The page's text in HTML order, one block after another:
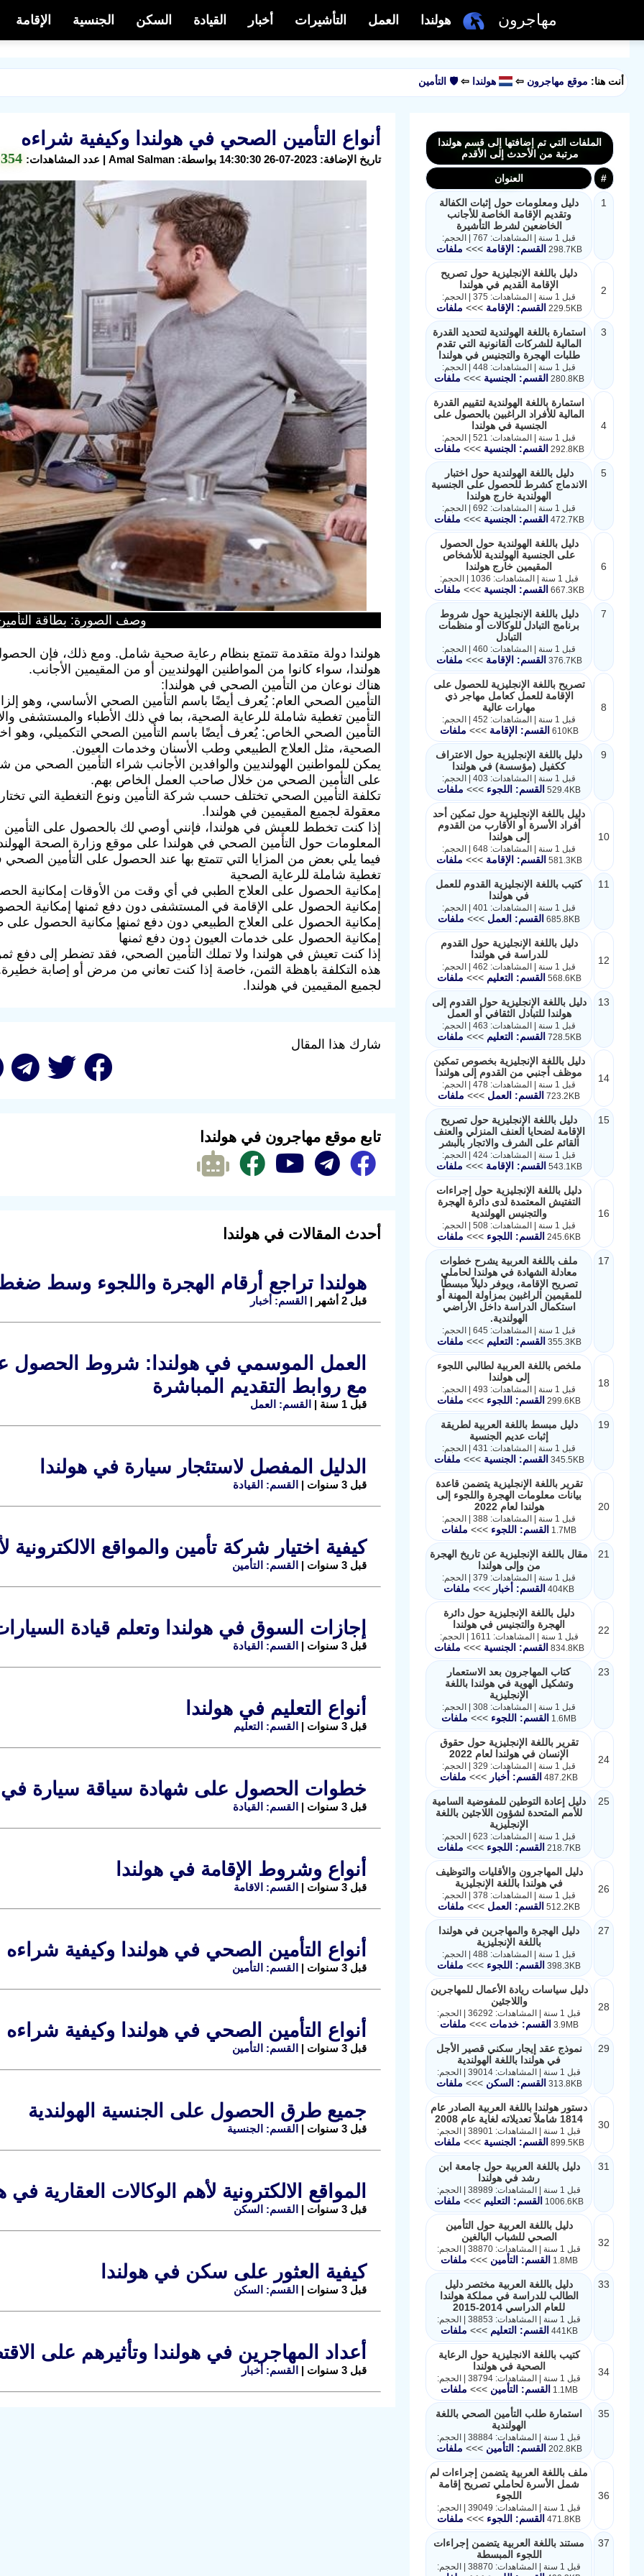
مهاجرون هولندا العمل التأشيرات أخبار القيادة السكن الجنسية الإقامة
أنت هنا: موقع مهاجرون ⇦ هولندا ⇦🛡️ التأمين
أنواع التأمين الصحي في هولندا وكيفية شراءه
تاريخ الإضافة: 2023-07-26 14:30:30 بواسطة: Amal Salman | عدد المشاهدات:
وصف الصورة: بطاقة
هولندا دولة متقدمة تتمتع بنظام رعاية صحية شامل. ومع ذلك، فإن
هولندا، سواء كانوا من المواطنين الهولنديين أو من المقيمين الأجانب.
هناك نوعان من التأمين الصحي في هولندا:
التأمين الصحي العام: يُعرف أيضًا باسم التأمين الصحي الأساسي، وهو
التأمين تغطية شاملة للرعاية الصحية، بما في ذلك الأطباء والمستشفى
التأمين الصحي الخاص: يُعرف أيضًا باسم التأمين الصحي التكميلي، وهو
الصحية، مثل العلاج الطبيعي وطب الأسنان وخدمات العيون.
يمكن للمواطنين الهولنديين والوافدين الأجانب شراء التأمين الصحي
على التأمين الصحي من خلال صاحب العمل الخاص بهم.
تكلفة التأمين الصحي تختلف حسب شركة التأمين ونوع التغطية التي
معقولة لجميع المقيمين في هولندا.
إذا كنت تخطط للعيش في هولندا، فإنني أوصي لك بالحصول على
المعلومات حول التأمين الصحي في هولندا على موقع وزارة الصحة
فيما يلي بعض من المزايا التي تتمتع بها عند الحصول على التأمين الصحي
تغطية شاملة للرعاية الصحية
إمكانية الحصول على العلاج الطبي في أي وقت من الأوقات إمكانية
إمكانية الحصول على الإقامة في المستشفى دون دفع ثمنها إمكانية
إمكانية الحصول على العلاج الطبيعي دون دفع ثمنهإ مكانية الحصول
إمكانية الحصول على خدمات العيون دون دفع ثمنها
إذا كنت تعيش في هولندا ولا تملك التأمين الصحي، فقد تضطر إلى دفع
هذه التكلفة باهظة الثمن، خاصة إذا كنت تعاني من مرض أو إصابة
لجميع المقيمين في هولندا.
شارك هذا المقال
تابع موقع مهاجرون في هولندا
أحدث المقالات في هولندا
هولندا تراجع أرقام الهجرة واللجوء وسط
قبل 2 أشهر | القسم: أخبار
مع روابط التقديم المباشرة
قبل 1 سنة | القسم: العمل
الدليل المفصل لاستئجار سيارة في هولندا
قبل 3 سنوات | القسم: القيادة
كيفية اختيار شركة تأمين والمواقع
قبل 3 سنوات | القسم: التأمين
إجازات السوق في هولندا وتعلم قيادة
قبل 3 سنوات | القسم: القيادة
أنواع التعليم في هولندا
قبل 3 سنوات | القسم: التعليم
خطوات الحصول على شهادة سياقة سيارة في
قبل 3 سنوات | القسم: القيادة
أنواع وشروط الإقامة في هولندا
قبل 3 سنوات | القسم: الاقامة
أنواع التأمين الصحي في هولندا وكيفية شراءه
قبل 3 سنوات | القسم: التأمين
أنواع التأمين الصحي في هولندا وكيفية شراءه
قبل 3 سنوات | القسم: التأمين
جميع طرق الحصول على الجنسية الهولندية
قبل 3 سنوات | القسم: الجنسية
المواقع الالكترونية لأهم الوكالات العقارية في
قبل 3 سنوات | القسم: السكن
كيفية العثور على سكن في هولندا
قبل 3 سنوات | القسم: السكن
أعداد المهاجرين في هولندا وتأثيرهم على
قبل 3 سنوات | القسم: أخبار
الملفات التي تم إضافتها إلى قسم هولندا
مرتبة من الأحدث إلى الأقدم
# العنوان
1
دليل ومعلومات حول إثبات الكفالة
وتقديم الإقامة الخاصة للأجانب
الخاضعين لشرط التأشيرة
قبل 1 سنة | المشاهدات: 767 | الحجم:
298.7KB القسم: الإقامة>>> ملفات
2
دليل باللغة الإنجليزية حول تصريح
الإقامة القديم في هولندا
قبل 1 سنة | المشاهدات: 375 | الحجم:
229.5KB القسم: الإقامة>>> ملفات
3
استمارة باللغة الهولندية لتحديد القدرة
المالية للشركات القانونية التي تقدم
طلبات الهجرة والتجنيس في هولندا
قبل 1 سنة | المشاهدات: 448 | الحجم:
280.8KB القسم: الجنسية>>> ملفات
4
استمارة باللغة الهولندية لتقييم القدرة
المالية للأفراد الراغبين بالحصول على
الجنسية في هولندا
قبل 1 سنة | المشاهدات: 521 | الحجم:
292.8KB القسم: الجنسية>>> ملفات
5
دليل باللغة الهولندية حول اختبار
الاندماج كشرط للحصول على الجنسية
الهولندية خارج هولندا
قبل 1 سنة | المشاهدات: 692 | الحجم:
472.7KB القسم: الجنسية>>> ملفات
6
دليل باللغة الهولندية حول الحصول
على الجنسية الهولندية للأشخاص
المقيمين خارج هولندا
قبل 1 سنة | المشاهدات: 1036 | الحجم:
667.3KB القسم: الجنسية>>> ملفات
7
دليل باللغة الإنجليزية حول شروط
برنامج التبادل للوكالات أو منظمات
التبادل
قبل 1 سنة | المشاهدات: 460 | الحجم:
376.7KB القسم: الإقامة>>> ملفات
8
تصريح باللغة الإنجليزية للحصول على
الإقامة للعمل كعامل مهاجر ذي
مهارات عالية
قبل 1 سنة | المشاهدات: 452 | الحجم:
610KB القسم: الإقامة>>> ملفات
9
دليل باللغة الإنجليزية حول الاعتراف
ككفيل (مؤسسة) في هولندا
قبل 1 سنة | المشاهدات: 403 | الحجم:
529.4KB القسم: اللجوء >>> ملفات
10
دليل باللغة الإنجليزية حول تمكين أحد
أفراد الأسرة أو الأقارب من القدوم
إلى هولندا
قبل 1 سنة | المشاهدات: 648 | الحجم:
581.3KB القسم: الإقامة>>> ملفات
11
كتيب باللغة الإنجليزية القدوم للعمل
في هولندا
قبل 1 سنة | المشاهدات: 401 | الحجم:
685.8KB القسم: العمل >>> ملفات
12
دليل باللغة الإنجليزية حول القدوم
للدراسة في هولندا
قبل 1 سنة | المشاهدات: 462 | الحجم:
568.6KB القسم: التعليم>>> ملفات
13
دليل باللغة الإنجليزية حول القدوم إلى
هولندا للتبادل الثقافي أو العمل
قبل 1 سنة | المشاهدات: 463 | الحجم:
728.5KB القسم: التعليم>>> ملفات
14
دليل باللغة الإنجليزية بخصوص تمكين
موظف أجنبي من القدوم إلى هولندا
قبل 1 سنة | المشاهدات: 478 | الحجم:
723.2KB القسم: العمل >>> ملفات
15
دليل باللغة الإنجليزية حول تصريح
الإقامة لضحايا العنف المنزلي والعنف
القائم على الشرف والاتجار بالبشر
قبل 1 سنة | المشاهدات: 424 | الحجم:
543.1KB القسم: الإقامة>>> ملفات
16
دليل باللغة الإنجليزية حول إجراءات
التفتيش المعتمدة لدى دائرة الهجرة
والتجنيس الهولندية
قبل 1 سنة | المشاهدات: 508 | الحجم:
245.6KB القسم: اللجوء >>> ملفات
17
ملف باللغة العربية يشرح خطوات
معادلة الشهادة في هولندا لحاملي
تصريح الإقامة، ويوفر دليلاً مبسطًا
للمقيمين الراغبين بمزاولة المهنة أو
استكمال الدراسة داخل الأراضي
الهولندية.
قبل 1 سنة | المشاهدات: 645 | الحجم:
355.3KB القسم: التعليم>>> ملفات
18
ملخص باللغة العربية لطالبي اللجوء
إلى هولندا
قبل 1 سنة | المشاهدات: 493 | الحجم:
299.6KB القسم: اللجوء >>> ملفات
19
دليل مبسط باللغة العربية لطريقة
إثبات عديم الجنسية
قبل 1 سنة | المشاهدات: 431 | الحجم:
345.5KB القسم: الجنسية>>> ملفات
20
تقرير باللغة الإنجليزية يتضمن قاعدة
بيانات معلومات الهجرة واللجوء إلى
هولندا لعام 2022
قبل 1 سنة | المشاهدات: 388 | الحجم:
1.7MB
القسم: اللجوء >>> ملفات
21
مقال باللغة الإنجليزية عن تاريخ الهجرة
من وإلى هولندا
قبل 1 سنة | المشاهدات: 379 | الحجم:
404KB القسم: أخبار >>> ملفات
22
دليل باللغة الإنجليزية حول دائرة
الهجرة والتجنيس في هولندا
قبل 1 سنة | المشاهدات: 1611 | الحجم:
834.8KB القسم: الجنسية>>> ملفات
23
كتاب المهاجرون بعد الاستعمار
وتشكيل الهوية في هولندا باللغة
الإنجليزية
قبل 1 سنة | المشاهدات: 308 | الحجم:
1.6MB
القسم: اللجوء >>> ملفات
24
تقرير باللغة الإنجليزية حول حقوق
الإنسان في هولندا لعام 2022
قبل 1 سنة | المشاهدات: 329 | الحجم:
487.2KB القسم: أخبار >>> ملفات
25
دليل إعادة التوطين للمفوضية السامية
للأمم المتحدة لشؤون اللاجئين باللغة
الإنجليزية
قبل 1 سنة | المشاهدات: 623 | الحجم:
218.7KB القسم: اللجوء >>> ملفات
26
دليل المهاجرون والأقليات والتوظيف
في هولندا باللغة الإنجليزية
قبل 1 سنة | المشاهدات: 378 | الحجم:
512.2KB القسم: العمل >>> ملفات
27
دليل الهجرة والمهاجرين في هولندا
باللغة الإنجليزية
قبل 1 سنة | المشاهدات: 488 | الحجم:
398.3KB القسم: اللجوء >>> ملفات
28
دليل سياسات ريادة الأعمال للمهاجرين
واللاجئين
قبل 1 سنة | المشاهدات: 36292 | الحجم:
3.9MB القسم: خدمات>>> ملفات
29
نموذج عقد إيجار سكني قصير الأجل
في هولندا باللغة الهولندية
قبل 1 سنة | المشاهدات: 39014 | الحجم:
313.8KB القسم: السكن>>> ملفات
30
دستور هولندا باللغة العربية الصادر عام
1814 شاملاً تعديلاته لغاية عام 2008
قبل 1 سنة | المشاهدات: 38901 | الحجم:
899.5KB القسم: الجنسية>>> ملفات
31
دليل باللغة العربية حول جامعة ابن
رشد في هولندا
قبل 1 سنة | المشاهدات: 38989 | الحجم:
1006.6KB
القسم: التعليم >>> ملفات
32
دليل باللغة العربية حول التأمين
الصحي للشباب البالغين
قبل 1 سنة | المشاهدات: 38870 | الحجم:
1.8MB
القسم: التأمين>>> ملفات
33
دليل باللغة العربية مختصر دليل
الطالب للدراسة في مملكة هولندا
للعام الدراسي 2014-2015
قبل 1 سنة | المشاهدات: 38853 | الحجم:
441KB القسم: التعليم>>> ملفات
34
كتيب باللغة الانجليزية حول الرعاية
الصحية في هولندا
قبل 1 سنة | المشاهدات: 38794 | الحجم:
1.1MB
القسم: التأمين>>> ملفات
35
استمارة طلب التأمين الصحي باللغة
الهولندية
قبل 1 سنة | المشاهدات: 38884 | الحجم:
202.8KB القسم: التأمين>>> ملفات
36
ملف باللغة العربية يتضمن إجراءات لم
شمل الأسرة لحاملي تصريح إقامة
اللجوء
قبل 1 سنة | المشاهدات: 39049 | الحجم:
471.8KB القسم: اللجوء >>> ملفات
37
مستند باللغة العربية يتضمن إجراءات
اللجوء المبسطة
قبل 1 سنة | المشاهدات: 38870 | الحجم: